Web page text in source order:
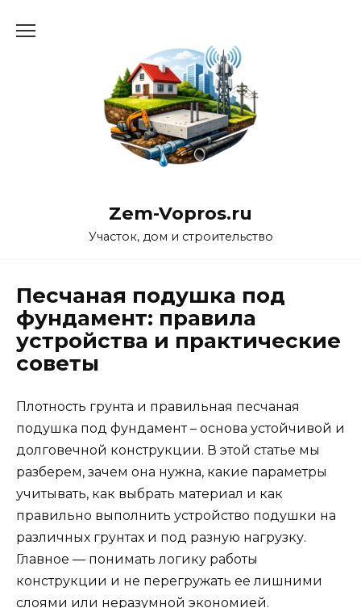
Zem-Vopros.ru
Участок, дом и строительство
Песчаная подушка под
фундамент: правила
устройства и практические
советы
Плотность грунта и правильная песчаная
подушка под фундамент – основа устойчивой и
долговечной конструкции. В этой статье мы
разберем, зачем она нужна, какие параметры
учитывать, как выбрать материал и как
правильно выполнить устройство подушки на
различных грунтах и под разную нагрузку.
Главное — понимать логику работы
конструкции и не перегружать ее лишними
слоями или неразумной экономией.